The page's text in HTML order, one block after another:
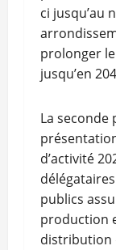
ci jusqu’au
prolonger
jusqu’en
La seconde
d’activité
publics
production
distribution